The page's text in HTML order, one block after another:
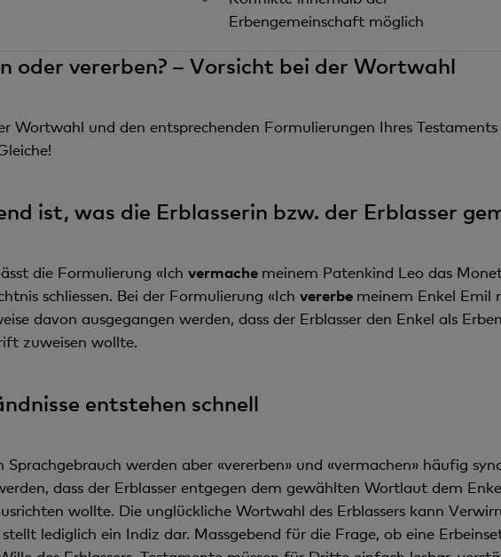
Erbengemeinschaft möglich
oder vererben? – Vorsicht bei der Wortwahl
Wortwahl und den entsprechenden Formulierungen Ihres
ist, was die Erblasserin bzw. der Erblasser
die Formulierung «Ich vermache meinem Patenkind Leo das
schliessen. Bei der Formulierung «Ich vererbe meinem Enkel Emil
davon ausgegangen werden, dass der Erblasser den Enkel als
zuweisen wollte.
entstehen schnell
Sprachgebrauch werden aber «vererben» und «vermachen» häufig
dass der Erblasser entgegen dem gewählten Wortlaut dem
wollte. Die unglückliche Wortwahl des Erblassers kann
stellt lediglich ein Indiz dar. Massgebend für die Frage, ob eine